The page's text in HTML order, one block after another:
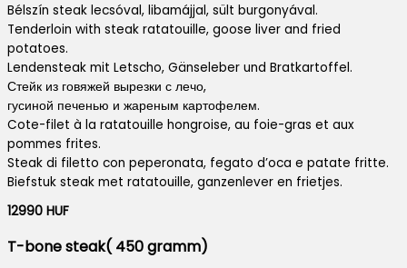
Bélszín steak lecsóval, libamájjal, sült burgonyával.
Tenderloin with steak ratatouille, goose liver and fried
potatoes.
Lendensteak mit Letscho, Gänseleber und Bratkartoffel.
Стейк из говяжей вырезки с лечо,
гусиной печенью и жареным картофелем.
Cote-filet à la ratatouille hongroise, au foie-gras et aux
pommes frites.
Steak di filetto con peperonata, fegato d’oca e patate fritte.
Biefstuk steak met ratatouille, ganzenlever en frietjes.
12990 HUF
T-bone steak( 450 gramm)